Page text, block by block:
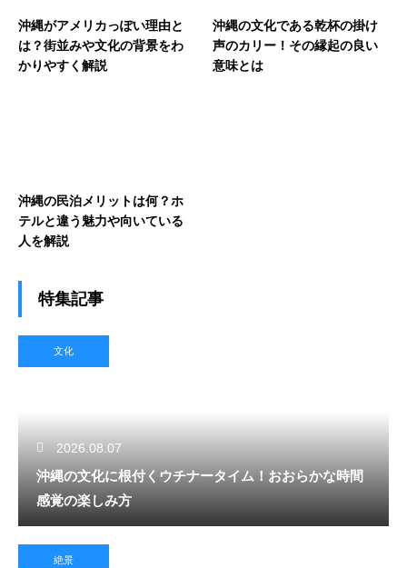
沖縄がアメリカっぽい理由と
は？街並みや文化の背景をわ
かりやすく解説
沖縄の文化である乾杯の掛け
声のカリー！その縁起の良い
意味とは
沖縄の民泊メリットは何？ホ
テルと違う魅力や向いている
人を解説
特集記事
文化
2026.08.07
沖縄の文化に根付くウチナータイム！おおらかな時間
感覚の楽しみ方
絶景